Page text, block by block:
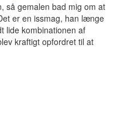
så gemalen bad mig om at
er en issmag, han længe
lide kombinationen af
kraftigt opfordret til at